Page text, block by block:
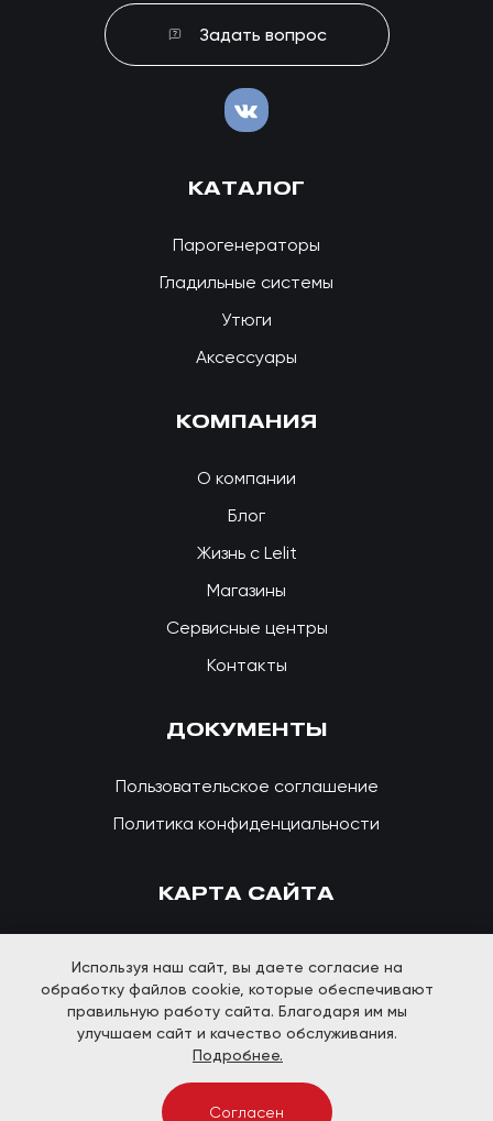
Задать вопрос
КАТАЛОГ
Парогенераторы
Гладильные системы
Утюги
Аксессуары
КОМПАНИЯ
О компании
Блог
Жизнь с Lelit
Магазины
Сервисные центры
Контакты
ДОКУМЕНТЫ
Пользовательское соглашение
Политика конфиденциальности
КАРТА САЙТА
© Lelit Store. Все права защищены
Используя наш сайт, вы даете согласие на
обработку файлов cookie, которые обеспечивают
правильную работу сайта. Благодаря им мы
улучшаем сайт и качество обслуживания.
Подробнее.
Согласен